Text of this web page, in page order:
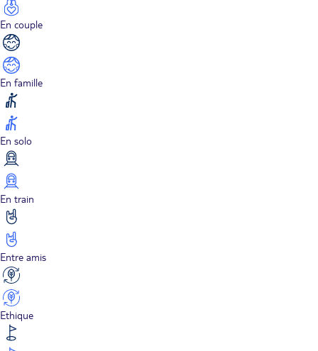
En couple
En famille
En solo
En train
Entre amis
Ethique